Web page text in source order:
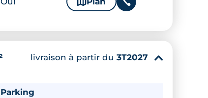
livraison à partir du 3T2027 ▾
Parking